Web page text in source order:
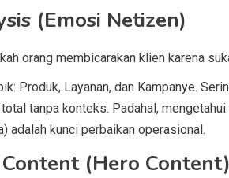
(Emosi Netizen)
orang membicarakan klien karena
Produk, Layanan, dan Kampanye.
tanpa konteks. Padahal, mengetahui
adalah kunci perbaikan operasional.
(Hero Content)